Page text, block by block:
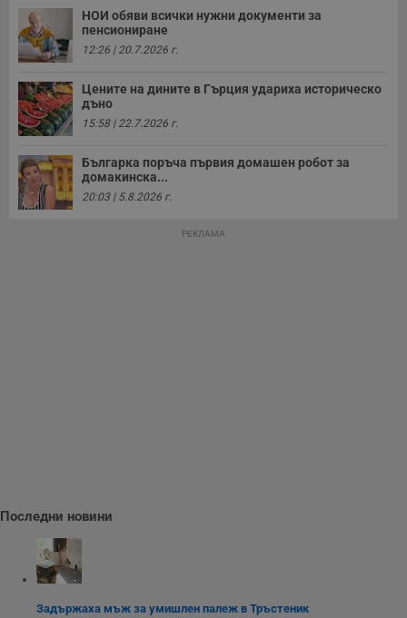
НОИ обяви всички нужни документи за
пенсиониране
12:26 | 20.7.2026 г.
Цените на дините в Гърция удариха историческо
дъно
15:58 | 22.7.2026 г.
Българка поръча първия домашен робот за
домакинска...
20:03 | 5.8.2026 г.
РЕКЛАМА
Последни новини
Задържаха мъж за умишлен палеж в Тръстеник